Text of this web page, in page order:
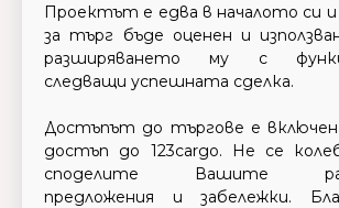
Проектът е едва в началото си
за търг бъде оценен и
разширяването му с
следващи успешната сделка.
Достъпът до търгове е
достъп до 123cargo. Не се
споделите Вашите
предложения и забележки.